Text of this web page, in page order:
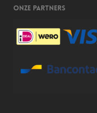
ONZE PARTNERS